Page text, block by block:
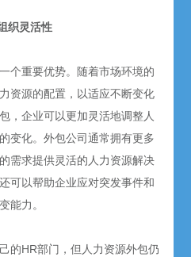
织灵活性
个重要优势。随着市场环境的
资源的配置，以适应不断变化
，企业可以更加灵活地调整人
变化。外包公司通常拥有更多
需求提供灵活的人力资源解决
可以帮助企业应对突发事件和
能力。
的HR部门，但人力资源外包仍